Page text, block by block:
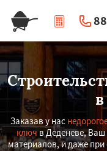
|
Заказав у нас
ключв Деденеве, Ваш
материалов, и даже при